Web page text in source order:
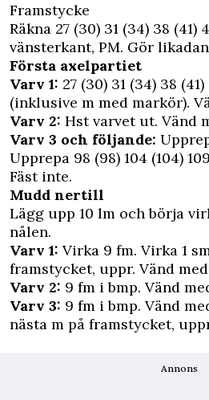
Framstycke
Räkna 27 (30) 31 (34) 38 (41)
vänsterkant, PM. Gör
Första axelpartiet
Varv 1: 27 (30) 31 (34) 38
(inklusive m med markör).
Varv 2: Hst varvet ut. Vänd
Varv 3 och följande:
Upprepa 98 (98) 104 (104)
Fäst inte.
Mudd nertill
Lägg upp 10 lm och börja
nålen.
Varv 1: Virka 9 fm. Virka 1
framstycket, uppr. Vänd med
Varv 2: 9 fm i bmp. Vänd
Varv 3: 9 fm i bmp. Vänd
nästa m på framstycket,
Annons